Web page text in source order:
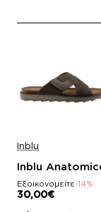
Inblu
Inblu
Εξοικονομείτε-14%
30,00€